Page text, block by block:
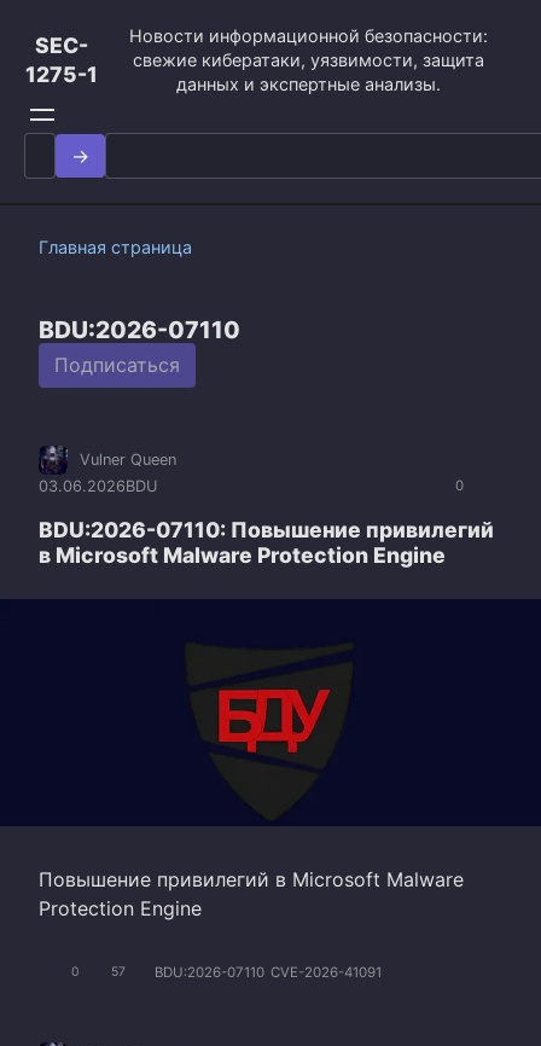
контенту
SEC-
1275-1
Новости информационной безопасности:
свежие кибератаки, уязвимости, защита
данных и экспертные анализы.
Search
for:
Главная страница
BDU:2026-07110
Подписаться
0
Vulner Queen
03.06.2026BDU
BDU:2026-07110: Повышение привилегий
в Microsoft Malware Protection Engine
Повышение привилегий в Microsoft Malware
Protection Engine
0 57 BDU:2026-07110 CVE-2026-41091